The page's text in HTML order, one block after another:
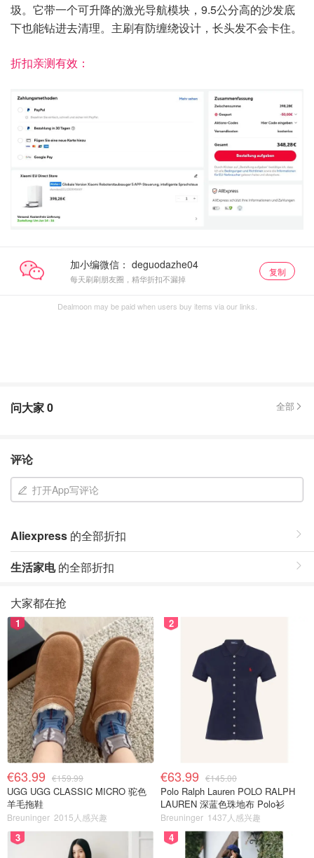
圾。它带一个可升降的激光导航模块，9.5公分高的沙发底
下也能钻进去清理。主刷有防缠绕设计，长头发不会卡住。
折扣亲测有效：
加小编微信：
每天刷刷朋友圈，精华折扣不漏掉
复制
Dealmoon may be paid when users buy items via our links.
问大家0 全部
评论
打开App写评论
Aliexpress 的全部折扣
生活家电的全部折扣
大家都在抢
1
€63.99 €159.99
UGG UGG CLASSIC MICRO 驼色
羊毛拖鞋
Breuninger 2015人感兴趣
2
€63.99 €145.00
Polo Ralph Lauren POLO RALPH
LAUREN 深蓝色珠地布 Polo衫
Breuninger 1437人感兴趣
3 4